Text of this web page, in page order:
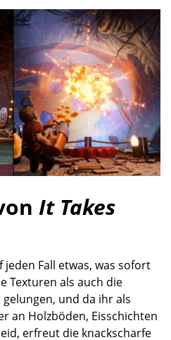
It Takes
jeden Fall etwas, was sofort
Texturen als auch die
und da ihr als
an Holzböden, Eisschichten
erfreut die knackscharfe